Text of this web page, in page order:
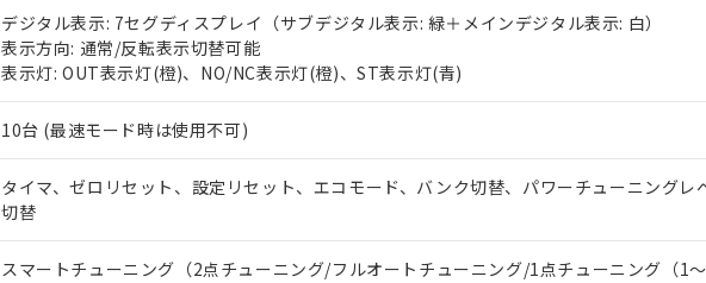
デジタル表示: 7セグディスプレイ（サブデジタル表示: 緑＋メインデジタル表示: 白）
表示方向: 通常/反転表示切替可能
表示灯: OUT表示灯(橙)、NO/NC表示灯(橙)、ST表示灯(青)
10台 (最速モード時は使用不可)
タイマ、ゼロリセット、設定リセット、エコモード、バンク切替、パワーチューニングレ
切替
スマートチューニング（2点チューニング/フルオートチューニング/1点チューニング（1～
以下の条件をお読みいただき、同意のうえご利用ください。
本サービスは、当社制御機器事業取扱商品の当社在庫状況および標準価格(税抜)を
くものです。
当社制御機器事業取扱商品の中には、本サービスの対象外となる商品もあることを
在庫状況および標準価格照会結果は、記載している更新日時点での社内データに基
のであり、閲覧された時点での実際の在庫および標準価格とは異なる場合があるこ
い。
オムロン制御機器販売店や当社販売拠点は「
販売ネットワーク
」をご確認くだ
*EU RoHS指令（10物質）：
鉛(Pb) 1000ppm以下、 水銀(Hg) 1000ppm以下、 カドミウム(Cd) 100ppm以下、
ル（DBP） 1000ppm以下、フタル酸ジイソブチル (DIBP) 1000ppm以下
フタル酸エステル類の４物質については閾値を超える意図的な使用がないことを確認しています。
※2 対応予定月
「○」：最大均質材料含有率が中国RoHSの基準値以下であることを示します。
「×」：最大均質材料含有率が中国RoHSの基準値を超えていることを示します。
「－」：未確認です。当社販売部門へお問い合わせください。
*中国RoHS10物質の基準値 (GB/T26572)：
Pb(鉛) :1000ppm、 Hg(水銀) : 1000ppm、 Cd(カドミウム) : 100ppm、
Cr(Ⅵ)(六価クロム) : 1000ppm、 PBBs(ポリ臭化ビフェニル類) : 1000ppm、 PBDEs(ポリ臭化ジフェニルエーテ
DBP(フタル酸ジブチル) : 1000ppm、 DIBP(フタル酸ジイソブチル) : 1000ppm、 BBP(フタル酸ブチルベンジル)
DEHP(フタル酸ビス(2-エチルヘキシル)) : 1000ppm
※2 環境保護使用期限
当社は、これら貴社製品のうち、外国為替および外国貿易法に定める商品（以下｢
う）を輸出または国外への提供する場合は、日本国政府の輸出許可(または役務取
などの必要な手続きをとります。
当社は規制貨物を破棄する場合は、完全に破砕するなど、違法に輸出されないよう
ます。
当社は貴社製品を、核兵器、ミサイル、化学兵器、生物兵器またはその他武器並
当社は、貴社製品を第三者に販売する場合は、上記1、2および3の内容を当該第三
また当社は、販売先および販売に係わる関係者が違法に輸出するおそれがある場
記
号
説明
○ 一定数以上の在庫あり
△ 一定数には満たないが在庫あり